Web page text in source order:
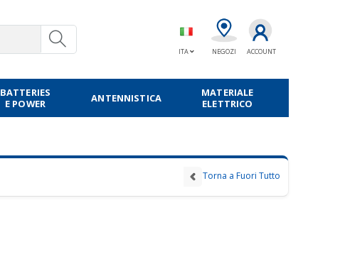
ITA NEGOZI ACCOUNT
BATTERIES
E POWER
ANTENNISTICA
MATERIALE
ELETTRICO
Torna a Fuori Tutto